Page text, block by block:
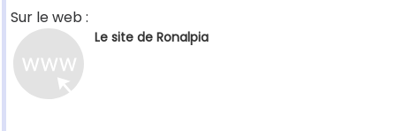
Sur le web :
Le site de Ronalpia